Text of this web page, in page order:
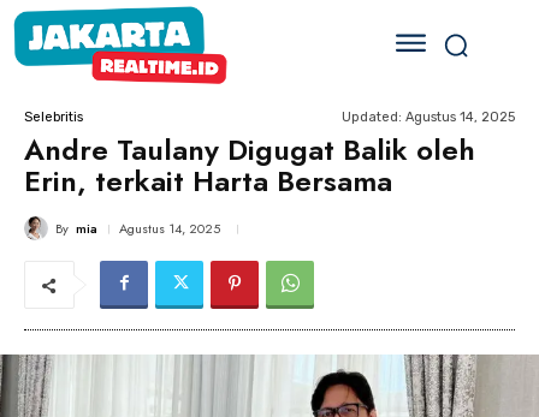
Selebritis Updated: Agustus 14, 2025
Andre Taulany Digugat Balik oleh
Erin, terkait Harta Bersama
By mia Agustus 14, 2025